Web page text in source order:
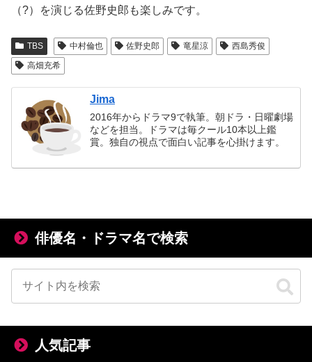
（?）を演じる佐野史郎も楽しみです。
TBS 中村倫也 佐野史郎 竜星涼
西島秀俊
高畑充希
Jima
2016年からドラマ9で執筆。朝ドラ・日曜劇場
などを担当。ドラマは毎クール10本以上鑑
賞。独自の視点で面白い記事を心掛けます。
俳優名・ドラマ名で検索
人気記事